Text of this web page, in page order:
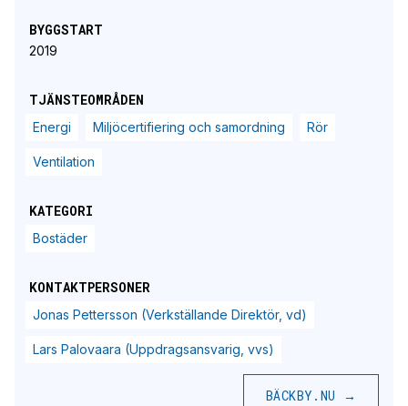
BYGGSTART
2019
TJÄNSTEOMRÅDEN
Energi Miljöcertifiering och samordning Rör
Ventilation
KATEGORI
Bostäder
KONTAKTPERSONER
Jonas Pettersson (Verkställande Direktör, vd)
Lars Palovaara (Uppdragsansvarig, vvs)
BÄCKBY.NU →